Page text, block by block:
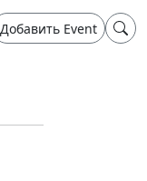
Добавить Event